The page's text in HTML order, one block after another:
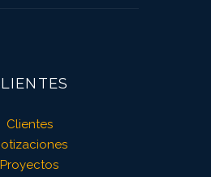
Clientes
Proyectos